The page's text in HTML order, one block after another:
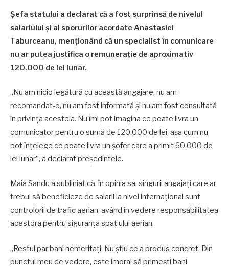
Șefa statului a declarat că a fost surprinsă de nivelul
salariului și al sporurilor acordate Anastasiei
Taburceanu, menționând că un specialist în comunicare
nu ar putea justifica o remunerație de aproximativ
120.000 de lei lunar.
„Nu am nicio legătură cu această angajare, nu am
recomandat-o, nu am fost informată și nu am fost consultată
în privința acesteia. Nu îmi pot imagina ce poate livra un
comunicator pentru o sumă de 120.000 de lei, așa cum nu
pot înțelege ce poate livra un șofer care a primit 60.000 de
lei lunar”, a declarat președintele.
Maia Sandu a subliniat că, în opinia sa, singurii angajați care ar
trebui să beneficieze de salarii la nivel internațional sunt
controlorii de trafic aerian, având în vedere responsabilitatea
acestora pentru siguranța spațiului aerian.
„Restul par bani nemeritați. Nu știu ce a produs concret. Din
punctul meu de vedere, este imoral să primești bani